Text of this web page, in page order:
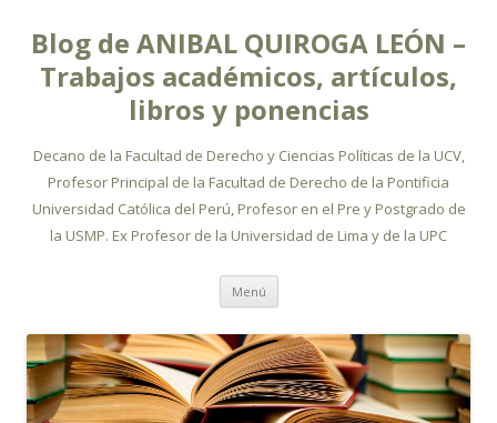
Blog de ANIBAL QUIROGA LEÓN –
Trabajos académicos, artículos,
libros y ponencias
Decano de la Facultad de Derecho y Ciencias Políticas de la UCV,
Profesor Principal de la Facultad de Derecho de la Pontificia
Universidad Católica del Perú, Profesor en el Pre y Postgrado de
la USMP. Ex Profesor de la Universidad de Lima y de la UPC
Menú Ir
contenido